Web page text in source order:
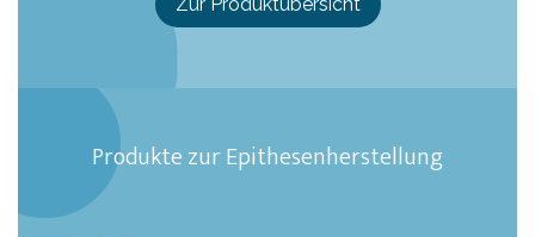
Produkte zur Epithesenherstellung